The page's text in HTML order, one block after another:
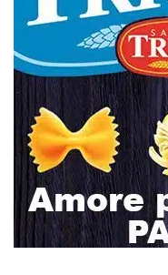
L M M
1 2 3
8 9 10
15 16 17
22 23 24